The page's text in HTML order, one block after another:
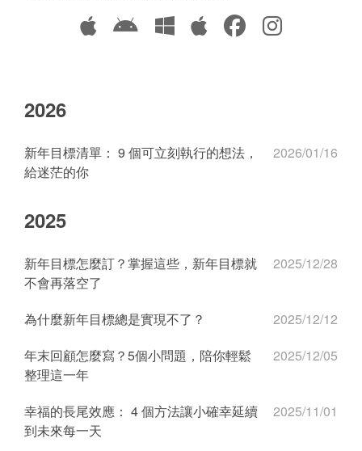
2026
新年目標清單： 9 個可立刻執行的想法，
給迷茫的你
2026/01/16
2025
新年目標怎麼訂？掌握這些，新年目標就
不會再落空了
2025/12/28
為什麼新年目標總是實現不了？
2025/12/12
年末回顧怎麼寫？5個小問題，陪你輕鬆
整理這一年
2025/12/05
幸福的長尾效應： 4 個方法讓小確幸延續
到未來每一天
2025/11/01